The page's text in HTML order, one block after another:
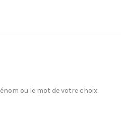
ou le mot de votre choix.